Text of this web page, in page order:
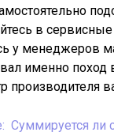
в
у менеджеров
именно поход
производителя
Суммируется ли